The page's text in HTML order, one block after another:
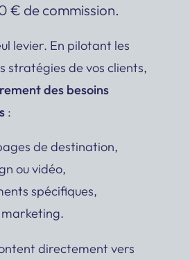
€ de commission.
levier. En pilotant les
stratégies de vos clients,
des besoins
:
de destination,
ou vidéo,
spécifiques,
directement vers